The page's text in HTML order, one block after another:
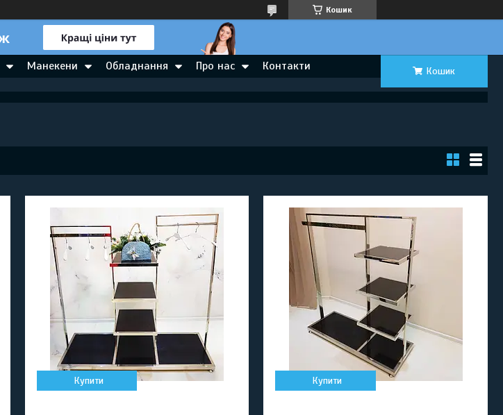
Кошик
Манекени Обладнання Про нас Контакти Кошик
Купити Купити